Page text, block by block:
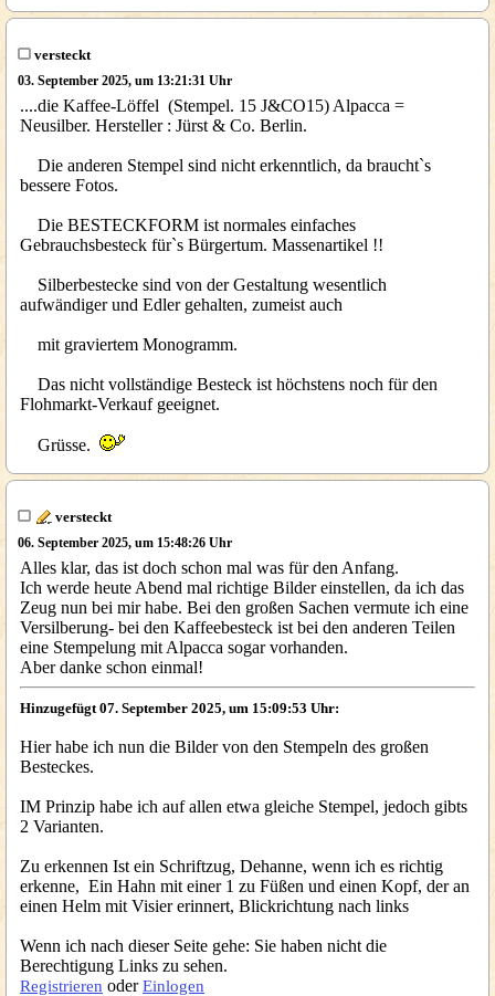
versteckt
03. September 2025, um 13:21:31 Uhr
....die Kaffee-Löffel (Stempel. 15 J&CO15) Alpacca =
Neusilber. Hersteller : Jürst & Co. Berlin.
Die anderen Stempel sind nicht erkenntlich, da braucht`s
bessere Fotos.
Die BESTECKFORM ist normales einfaches
Gebrauchsbesteck für`s Bürgertum. Massenartikel !!
Silberbestecke sind von der Gestaltung wesentlich
aufwändiger und Edler gehalten, zumeist auch
mit graviertem Monogramm.
Das nicht vollständige Besteck ist höchstens noch für den
Flohmarkt-Verkauf geeignet.
Grüsse.
versteckt
06. September 2025, um 15:48:26 Uhr
Alles klar, das ist doch schon mal was für den Anfang.
Ich werde heute Abend mal richtige Bilder einstellen, da ich das
Zeug nun bei mir habe. Bei den großen Sachen vermute ich eine
Versilberung- bei den Kaffeebesteck ist bei den anderen Teilen
eine Stempelung mit Alpacca sogar vorhanden.
Aber danke schon einmal!
Hinzugefügt 07. September 2025, um 15:09:53 Uhr:
Hier habe ich nun die Bilder von den Stempeln des großen
Besteckes.
IM Prinzip habe ich auf allen etwa gleiche Stempel, jedoch gibts
2 Varianten.
Zu erkennen Ist ein Schriftzug, Dehanne, wenn ich es richtig
erkenne, Ein Hahn mit einer 1 zu Füßen und einen Kopf, der an
einen Helm mit Visier erinnert, Blickrichtung nach links
Wenn ich nach dieser Seite gehe: Sie haben nicht die
Berechtigung Links zu sehen.
Registrieren oderEinlogen